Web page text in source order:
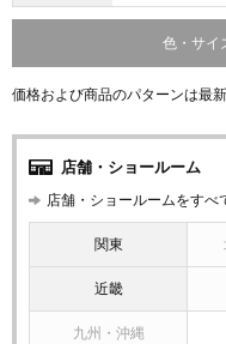
色・サイ
価格および商品のパターンは最
店舗・ショールーム
店舗・ショールームをすべ
関東
近畿
九州・沖縄